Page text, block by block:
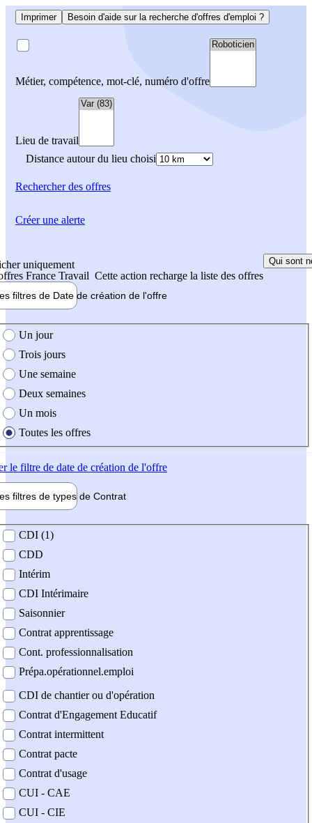
Imprimer Besoin d'aide sur la recherche d'offres d'emploi ?
Métier, compétence, mot-clé, numéro d'offre
Lieu de travail
Distance autour du lieu choisi
Rechercherdes offres
uniquement
France Travail Cette action recharge la liste des offres
Qui sont
filtres de Date de création de l'offre
création de l'offre
Un jour
Trois jours
Une semaine
Deux semaines
Un mois
Toutes les offres
le filtre de date de création de l'offre
filtres de types de Contrat
contrat
CDI (1)
CDD
Intérim
CDI Intérimaire
Saisonnier
Contrat apprentissage
Cont. professionnalisation
Prépa.opérationnel.emploi
CDI de chantier ou d'opération
Contrat d'Engagement Educatif
Contrat intermittent
Contrat pacte
Contrat d'usage
CUI - CAE
CUI - CIE
Créer une alerte